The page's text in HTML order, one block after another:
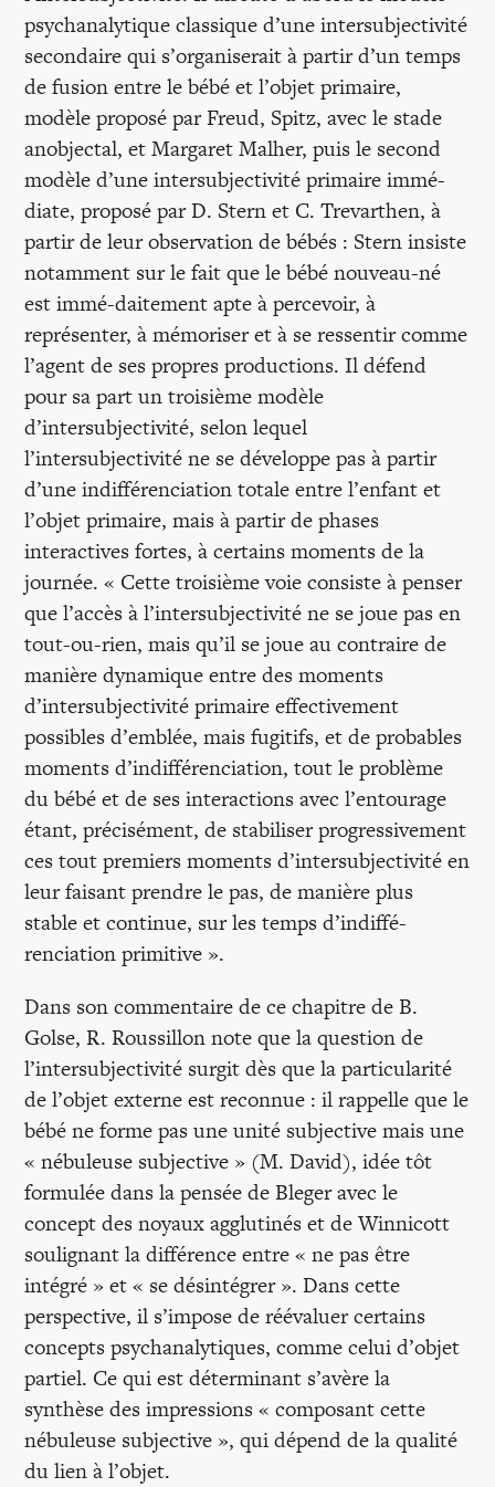
psychanalytique classique d’une intersubjectivité
secondaire qui s’organiserait à partir d’un temps
de fusion entre le bébé et l’objet primaire,
modèle proposé par Freud, Spitz, avec le stade
anobjectal, et Margaret Malher, puis le second
modèle d’une intersubjectivité primaire immé­
diate, proposé par D. Stern et C. Trevarthen, à
partir de leur observation de bébés : Stern insiste
notamment sur le fait que le bébé nouveau-né
est immé-daitement apte à percevoir, à
représenter, à mémoriser et à se ressentir comme
l’agent de ses propres productions. Il défend
pour sa part un troisième modèle
d’intersubjectivité, selon lequel
l’intersubjectivité ne se développe pas à partir
d’une indifférenciation totale entre l’enfant et
l’objet primaire, mais à partir de phases
interactives fortes, à certains moments de la
journée. « Cette troisième voie consiste à penser
que l’accès à l’intersubjectivité ne se joue pas en
tout-ou-rien, mais qu’il se joue au contraire de
manière dynamique entre des moments
d’intersubjectivité primaire effectivement
possibles d’emblée, mais fugitifs, et de probables
moments d’indiffé­renciation, tout le problème
du bébé et de ses interactions avec l’entourage
étant, précisément, de stabiliser progressivement
ces tout premiers moments d’intersub­jectivité en
leur faisant prendre le pas, de manière plus
stable et continue, sur les temps d’indiffé­
renciation primitive ».
Dans son commentaire de ce chapitre de B.
Golse, R. Roussillon note que la question de
l’intersubjectivité surgit dès que la particularité
de l’objet externe est reconnue : il rappelle que le
bébé ne forme pas une unité subjective mais une
« nébuleuse subjective » (M. David), idée tôt
formulée dans la pensée de Bleger avec le
concept des noyaux agglutinés et de Winnicott
soulignant la différence entre « ne pas être
intégré » et « se désintégrer ». Dans cette
perspective, il s’impose de réévaluer certains
concepts psychanalytiques, comme celui d’objet
partiel. Ce qui est déterminant s’avère la
synthèse des impressions « composant cette
nébuleuse subjective », qui dépend de la qualité
du lien à l’objet.